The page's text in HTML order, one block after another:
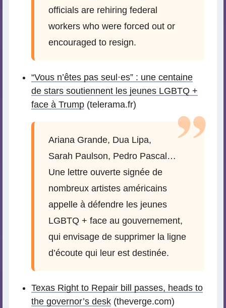
officials are rehiring federal
workers who were forced out or
encouraged to resign.
“Vous n’êtes pas seul ·es” : une centaine
de stars soutiennent les jeunes LGBTQ +
face à Trump (telerama.fr)
Ariana Grande, Dua Lipa,
Sarah Paulson, Pedro Pascal…
Une lettre ouverte signée de
nombreux artistes américains
appelle à défendre les jeunes
LGBTQ + face au gouvernement,
qui envisage de supprimer la ligne
d’écoute qui leur est destinée.
Texas Right to Repair bill passes, heads to
the governor’s desk (theverge.com)